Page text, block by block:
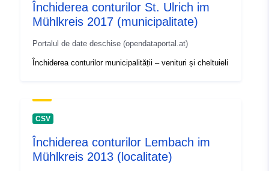
Închiderea conturilor St. Ulrich im
Mühlkreis 2017 (municipalitate)
Portalul de date deschise (opendataportal.at)
Închiderea conturilor municipalității – venituri și cheltuieli
CSV
Închiderea conturilor Lembach im
Mühlkreis 2013 (localitate)